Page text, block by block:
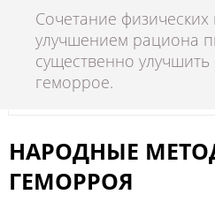
Сочетание физических
улучшением рациона
существенно
геморрое.
НАРОДНЫЕ
ГЕМОРРОЯ